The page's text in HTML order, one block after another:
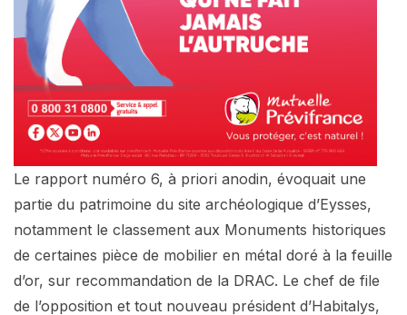
Le rapport numéro 6, à priori anodin, évoquait une
partie du patrimoine du site archéologique d’Eysses,
notamment le classement aux Monuments historiques
de certaines pièce de mobilier en métal doré à la feuille
d’or, sur recommandation de la DRAC. Le chef de file
de l’opposition et tout nouveau président d’Habitalys,